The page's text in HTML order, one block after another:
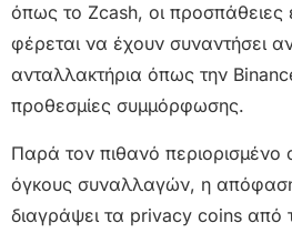
όπως το Zcash, οι
φέρεται να έχουν συναντήσει
ανταλλακτήρια όπως την
προθεσμίες συμμόρφωσης.
Παρά τον πιθανό περιορισμένο
όγκους συναλλαγών, η
διαγράψει τα privacy coins από